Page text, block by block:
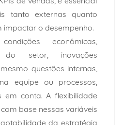
tanto externas quanto
impactar o desempenho.
econômicas,
do setor, inovações
questões internas,
equipe ou processos,
em conta. A flexibilidade
base nessas variáveis
da estratégia